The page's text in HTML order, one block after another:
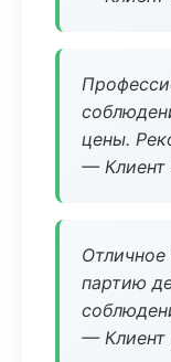
цены.
— Клиент
Отличное
партию
— Клиент